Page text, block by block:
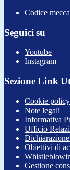
Codice
Seguici su
Youtube
Instagram
Sezione Link
Cookie policy
Note legali
Informativa
Ufficio
Obiettivi di
Gestione